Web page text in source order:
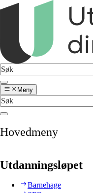
Meny
Hovedmeny
Utdanningsløpet
Barnehage